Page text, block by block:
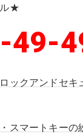
ル★
49-
ックアンドセキ
スマートキー